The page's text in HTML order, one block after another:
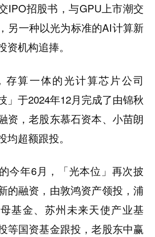
IPO招股书，与GPU上市潮交
另一种以光为标准的AI计算新
资机构追捧。
存算一体的光计算芯片公司
」于2024年12月完成了由锦秋
资，老股东慕石资本、小苗朗
均超额跟投。
今年6月，「光本位」再次披
的融资，由敦鸿资产领投，浦
基金、苏州未来天使产业基
等国资基金跟投，老股东中赢